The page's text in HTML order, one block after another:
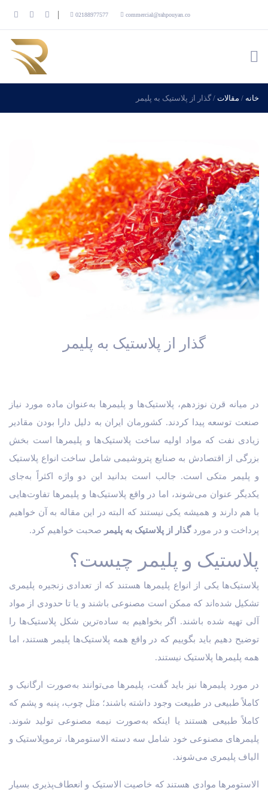
commercial@rahpouyan.co
02188977577
خانه / مقالات / گذار از پلاستیک به پلیمر
گذار از پلاستیک به پلیمر
در میانه قرن نوزدهم، پلاستیک‌ها و پلیمرها به‌عنوان ماده مورد نیاز
صنعت توسعه پیدا کردند. کشورمان ایران به دلیل دارا بودن مقادیر
زیادی نفت که مواد اولیه ساخت پلاستیک‌ها و پلیمرها است بخش
بزرگی از اقتصادش به صنایع پتروشیمی شامل ساخت انواع پلاستیک
و پلیمر متکی است. جالب است بدانید این دو واژه اکثراً به‌جای
یکدیگر عنوان می‌شوند، اما در واقع پلاستیک‌ها و پلیمرها تفاوت‌هایی
با هم دارند و همیشه یکی نیستند که البته در این مقاله به آن خواهیم
پرداخت و در موردگذار از پلاستیک به پلیمر صحبت خواهیم کرد.
پلاستیک و پلیمر چیست؟
پلاستیک‌ها یکی از انواع پلیمرها هستند که از تعدادی زنجیره پلیمری
تشکیل شده‌اند که ممکن است مصنوعی باشند و یا تا حدودی از مواد
آلی تهیه شده باشند. اگر بخواهیم به ساده‌ترین شکل پلاستیک‌ها را
توضیح دهیم باید بگوییم که در واقع همه پلاستیک‌ها پلیمر هستند، اما
همه پلیمرها پلاستیک نیستند.
در مورد پلیمرها نیز باید گفت، پلیمرها می‌توانند به‌صورت ارگانیک و
کاملاً طبیعی در طبیعت وجود داشته باشند؛ مثل چوب، پنبه و پشم که
کاملاً طبیعی هستند یا اینکه به‌صورت نیمه مصنوعی تولید شوند.
پلیمرهای مصنوعی خود شامل سه دسته الاستومرها، ترموپلاستیک و
الیاف پلیمری می‌شوند.
الاستومرها موادی هستند که خاصیت الاستیک و انعطاف‌پذیری بسیار